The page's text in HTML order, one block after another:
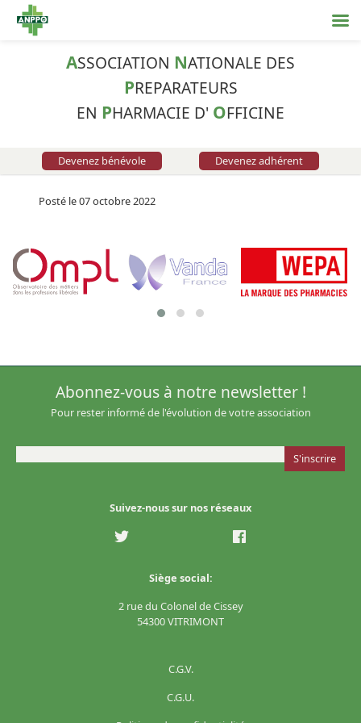
ASSOCIATION NATIONALE DES
PREPARATEURS
EN PHARMACIE D' OFFICINE
Devenez bénévole Devenez adhérent
Posté le 07 octobre 2022
Suivez-nous sur nos réseaux
Siège social:
2 rue du Colonel de Cissey
54300 VITRIMONT
Abonnez-vous à notre newsletter !
Pour rester informé de l'évolution de votre association
C.G.V.
C.G.U.